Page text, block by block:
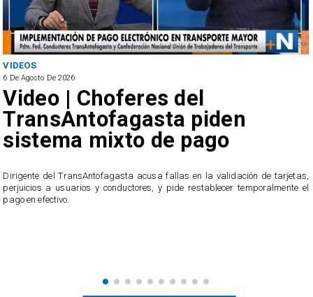
VIDEOS
6 De Agosto De 2026
Video | Choferes del
TransAntofagasta piden
sistema mixto de pago
​Dirigente del TransAntofagasta acusa fallas en la validación de tarjetas,
perjuicios a usuarios y conductores, y pide restablecer temporalmente el
pago en efectivo.